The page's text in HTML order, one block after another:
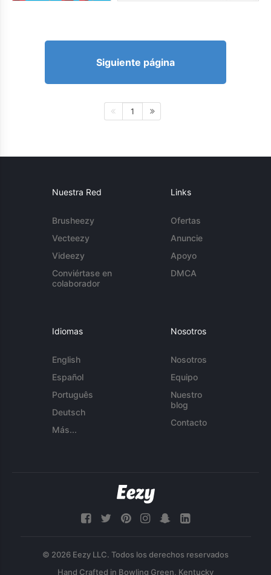
Siguiente página
1
Nuestra Red
Brusheezy
Vecteezy
Videezy
Conviértase en
colaborador
Links
Ofertas
Anuncie
Apoyo
DMCA
Idiomas
English
Español
Português
Deutsch
Más...
Nosotros
Nosotros
Equipo
Nuestro
blog
Contacto
© 2026 Eezy LLC. Todos los derechos reservados